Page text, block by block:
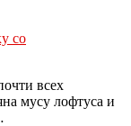
со
всех
мусу лофтуса и